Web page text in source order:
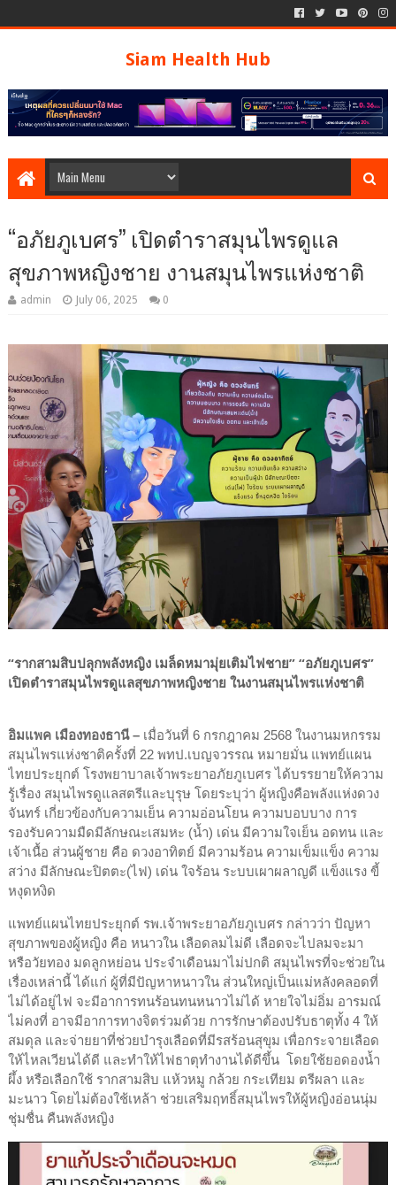
Siam Health Hub
“อภัยภูเบศร” เปิดตำราสมุนไพรดูแล
สุขภาพหญิงชาย งานสมุนไพรแห่งชาติ
admin July 06, 2025 0
“รากสามสิบปลุกพลังหญิง เมล็ดหมามุ่ยเติมไฟชาย” “อภัยภูเบศร”
เปิดตำราสมุนไพรดูแลสุขภาพหญิงชาย ในงานสมุนไพรแห่งชาติ
อิมแพค เมืองทองธานี –เมื่อวันที่ 6 กรกฎาคม 2568 ในงานมหกรรม
สมุนไพรแห่งชาติครั้งที่ 22 พทป.เบญจวรรณ หมายมั่น แพทย์แผน
ไทยประยุกต์ โรงพยาบาลเจ้าพระยาอภัยภูเบศร ได้บรรยายให้ความ
รู้เรื่อง สมุนไพรดูแลสตรีและบุรุษ โดยระบุว่า ผู้หญิงคือพลังแห่งดวง
จันทร์ เกี่ยวข้องกับความเย็น ความอ่อนโยน ความบอบบาง การ
รองรับความมืดมีลักษณะเสมหะ (น้ำ) เด่น มีความใจเย็น อดทน และ
เจ้าเนื้อ ส่วนผู้ชาย คือ ดวงอาทิตย์ มีความร้อน ความเข็มแข็ง ความ
สว่าง มีลักษณะปิตตะ(ไฟ) เด่น ใจร้อน ระบบเผาผลาญดี แข็งแรง ขี้
หงุดหงิด
แพทย์แผนไทยประยุกต์ รพ.เจ้าพระยาอภัยภูเบศร กล่าวว่า ปัญหา
สุขภาพของผู้หญิง คือ หนาวใน เลือดลมไม่ดี เลือดจะไปลมจะมา
หรือวัยทอง มดลูกหย่อน ประจำเดือนมาไม่ปกติ สมุนไพรที่จะช่วยใน
เรื่องเหล่านี้ ได้แก่ ผู้ที่มีปัญหาหนาวใน ส่วนใหญ่เป็นแม่หลังคลอดที่
ไม่ได้อยู่ไฟ จะมีอาการทนร้อนทนหนาวไม่ได้ หายใจไม่อิ่ม อารมณ์
ไม่คงที่ อาจมีอาการทางจิตร่วมด้วย การรักษาต้องปรับธาตุทั้ง 4 ให้
สมดุล และจ่ายยาที่ช่วยบำรุงเลือดที่มีรสร้อนสุขุม เพื่อกระจายเลือด
ให้ไหลเวียนได้ดี และทำให้ไฟธาตุทำงานได้ดีขึ้น โดยใช้ยอดองน้ำ
ผึ้ง หรือเลือกใช้ รากสามสิบ แห้วหมู กล้วย กระเทียม ตรีผลา และ
มะนาว โดยไม่ต้องใช้เหล้า ช่วยเสริมฤทธิ์สมุนไพรให้ผู้หญิงอ่อนนุ่ม
ชุ่มชื่น คืนพลังหญิง